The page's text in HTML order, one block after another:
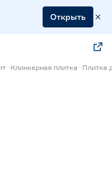
Открыть
Клинкерная плитка Плитка